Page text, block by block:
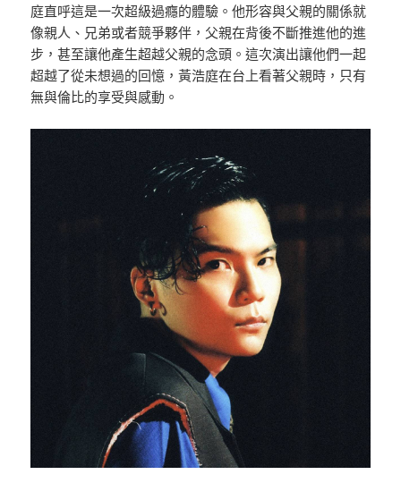
庭直呼這是一次超級過癮的體驗。他形容與父親的關係就
像親人、兄弟或者競爭夥伴，父親在背後不斷推進他的進
步，甚至讓他產生超越父親的念頭。這次演出讓他們一起
超越了從未想過的回憶，黃浩庭在台上看著父親時，只有
無與倫比的享受與感動。